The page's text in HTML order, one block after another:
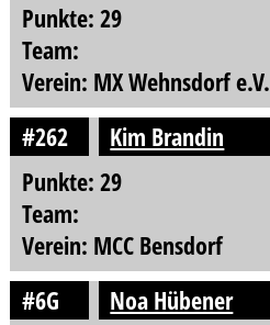
Punkte: 29
Team:
Verein: MX Wehnsdorf e.V.
#262
Kim Brandin
Punkte: 29
Team:
Verein: MCC Bensdorf
#6G
Noa Hübener